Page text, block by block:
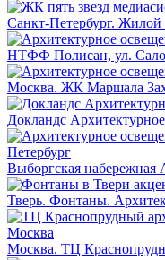
Санкт-Петербург. Жилой
НТФФ Полисан, ул.
Москва. ЖК Маршала
Докландс
Выборгская набережная
Тверь. Фонтаны.
Москва. ТЦ